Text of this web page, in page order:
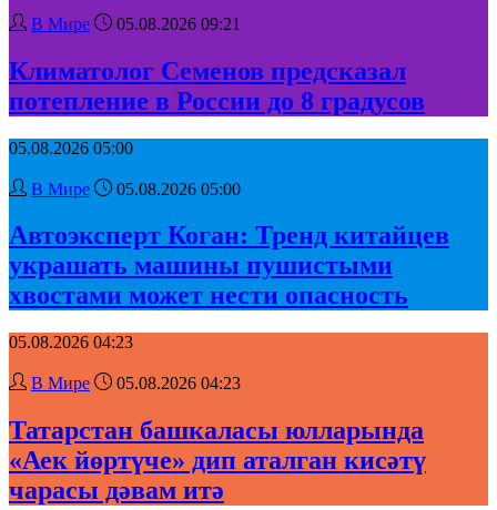
В Мире 05.08.2026 09:21
Климатолог Семенов предсказал
потепление в России до 8 градусов
05.08.2026 05:00
В Мире 05.08.2026 05:00
Автоэксперт Коган: Тренд китайцев
украшать машины пушистыми
хвостами может нести опасность
05.08.2026 04:23
В Мире 05.08.2026 04:23
Татарстан башкаласы юлларында
«Аек йөртүче» дип аталган кисәтү
чарасы дәвам итә